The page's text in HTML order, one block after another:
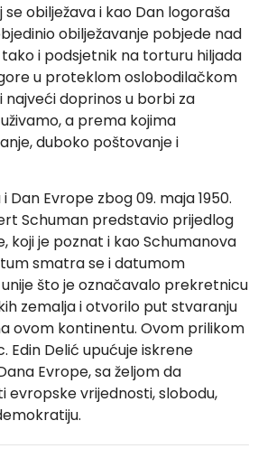
se obilježava i kao Dan logoraša
obilježavanje pobjede nad
i podsjetnik na torturu hiljada
u proteklom oslobodilačkom
najveći doprinos u borbi za
a prema kojima
duboko poštovanje i
Dan Evrope zbog 09. maja 1950.
Schuman predstavio prijedlog
koji je poznat i kao Schumanova
smatra se i datumom
što je označavalo prekretnicu
zemalja i otvorilo put stvaranju
ovom kontinentu. Ovom prilikom
Edin Delić upućuje iskrene
Evrope, sa željom da
evropske vrijednosti, slobodu,